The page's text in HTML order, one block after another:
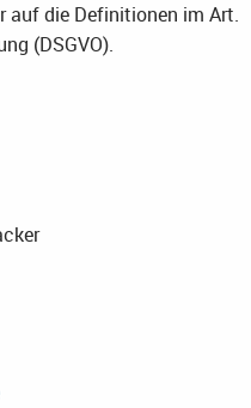
auf die Definitionen im Art.
(DSGVO).